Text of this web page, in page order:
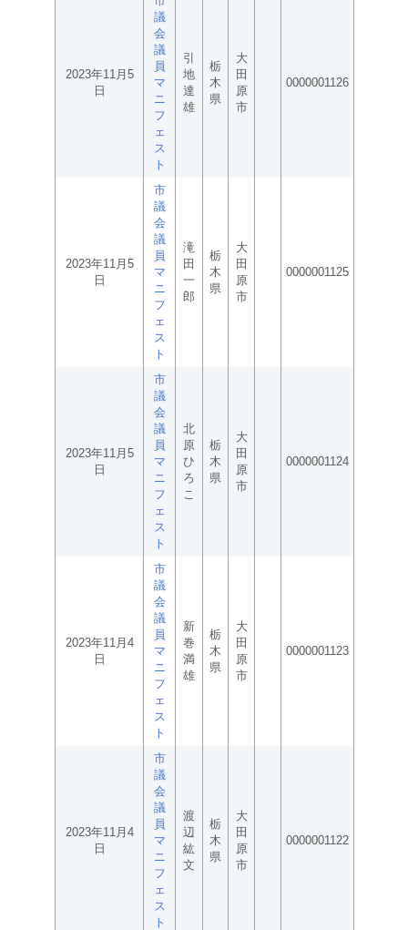
2023年11月5
日
議
会
議
員
マ
ニ
フ
ェ
ス
ト
引
地
達
雄
栃
木
県
大
田
原
市
0000001126
2023年11月5
日
市
議
会
議
員
マ
ニ
フ
ェ
ス
ト
滝
田
一
郎
栃
木
県
大
田
原
市
0000001125
2023年11月5
日
市
議
会
議
員
マ
ニ
フ
ェ
ス
ト
北
原
ひ
ろ
こ
栃
木
県
大
田
原
市
0000001124
2023年11月4
日
市
議
会
議
員
マ
ニ
フ
ェ
ス
ト
新
巻
満
雄
栃
木
県
大
田
原
市
0000001123
2023年11月4
日
市
議
会
議
員
マ
ニ
フ
ェ
ス
ト
渡
辺
紘
文
栃
木
県
大
田
原
市
0000001122